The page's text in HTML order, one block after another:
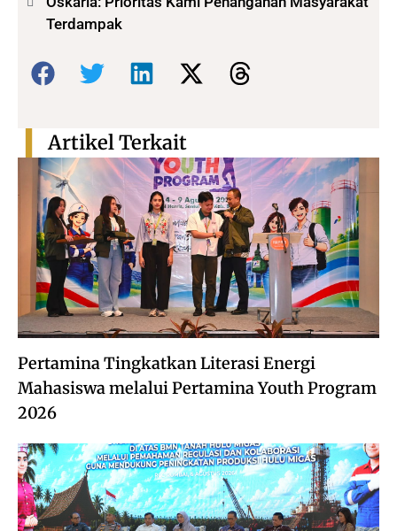
Terdampak
Bagikan:
Pertamina Tingkatkan Literasi Energi
Mahasiswa melalui Pertamina Youth Program
2026
Artikel Terkait